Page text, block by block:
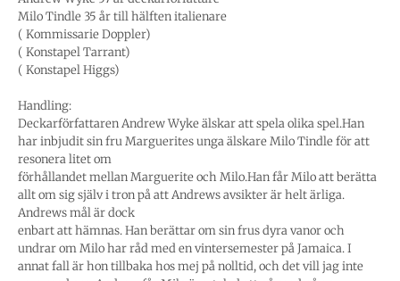
Milo Tindle 35 år till hälften italienare
( Kommissarie Doppler)
( Konstapel Tarrant)
( Konstapel Higgs)
Handling:
Deckarförfattaren Andrew Wyke älskar att spela olika spel.Han
har inbjudit sin fru Marguerites unga älskare Milo Tindle för att
resonera litet om
förhållandet mellan Marguerite och Milo.Han får Milo att berätta
allt om sig själv i tron på att Andrews avsikter är helt ärliga.
Andrews mål är dock
enbart att hämnas. Han berättar om sin frus dyra vanor och
undrar om Milo har råd med en vintersemester på Jamaica. I
annat fall är hon tillbaka hos mej på nolltid, och det vill jag inte